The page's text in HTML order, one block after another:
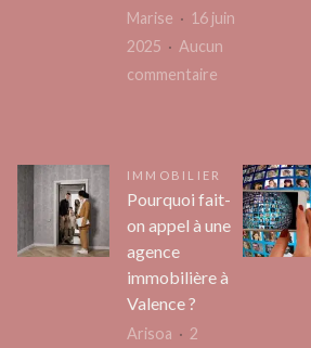
Marise
16 juin
2025
Aucun
commentaire
inclus
dans
l’assurance
dommage
IMMOBILIER
Pourquoi fait-
on appel à une
agence
immobilière à
Valence ?
Arisoa
2